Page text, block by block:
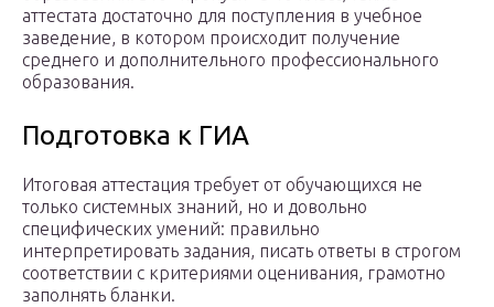
аттестата достаточно для поступления в учебное
заведение, в котором происходит получение
среднего и дополнительного профессионального
образования.
Подготовка к ГИА
Итоговая аттестация требует от обучающихся не
только системных знаний, но и довольно
специфических умений: правильно
интерпретировать задания, писать ответы в строгом
соответствии с критериями оценивания, грамотно
заполнять бланки.